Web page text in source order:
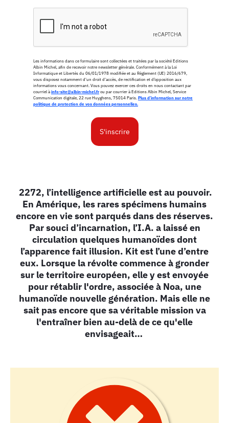
Les informations dans ce formulaire sont collectées et traitées par la société Editions
Albin Michel, afin de recevoir notre newsletter générale. Conformément à la Loi
Informatique et Libertés du 06/01/1978 modifiée et au Règlement (UE) 2016/679,
vous disposez notamment d'un droit d'accès, de rectification et d’opposition aux
informations vous concernant. Vous pouvez exercer ces droits en nous contactant par
courriel à info-site@albin-michel.fr ou par courrier à Editions Albin Michel, Service
Communication digitale, 22 rue Huyghens, 75014 Paris. Plus d’information sur notre
politique de protection de vos données personnelles.
S'inscrire
2272, l’intelligence artificielle est au pouvoir.
En Amérique, les rares spécimens humains
encore en vie sont parqués dans des réserves.
Par souci d’incarnation, l’I.A. a laissé en
circulation quelques humanoïdes dont
l’apparence fait illusion. Kit est l’une d’entre
eux. Lorsque la révolte commence à gronder
sur le territoire européen, elle y est envoyée
pour rétablir l'ordre, associée à Noa, une
humanoïde nouvelle génération. Mais elle ne
sait pas encore que sa véritable mission va
l'entraîner bien au-delà de ce qu'elle
envisageait…